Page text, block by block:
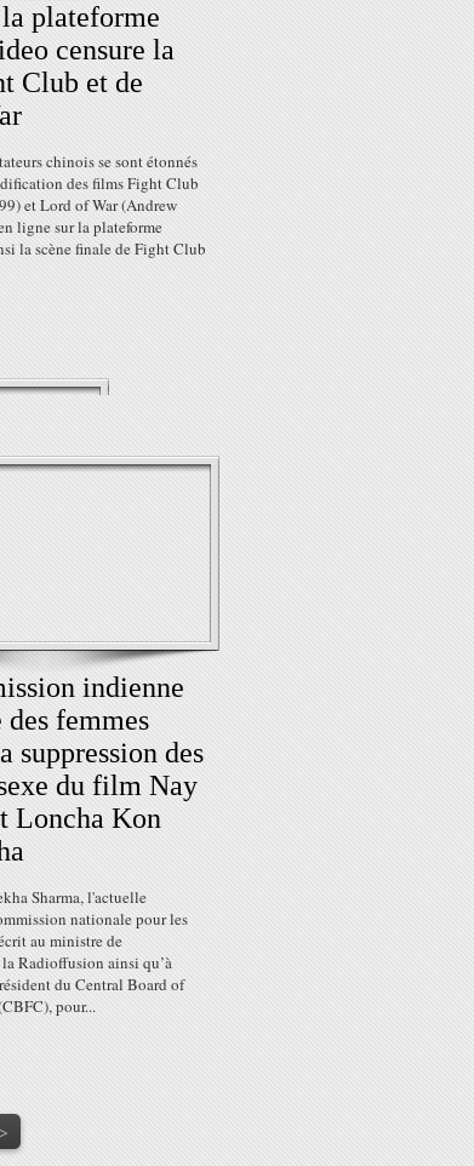
plateforme
censure la
Club et de
chinois se sont étonnés
des films Fight Club
et Lord of War (Andrew
ligne sur la plateforme
la scène finale de Fight Club
indienne
des femmes
suppression des
du film Nay
Loncha Kon
Sharma, l'actuelle
nationale pour les
au ministre de
Radioffusion ainsi qu’à
du Central Board of
pour...